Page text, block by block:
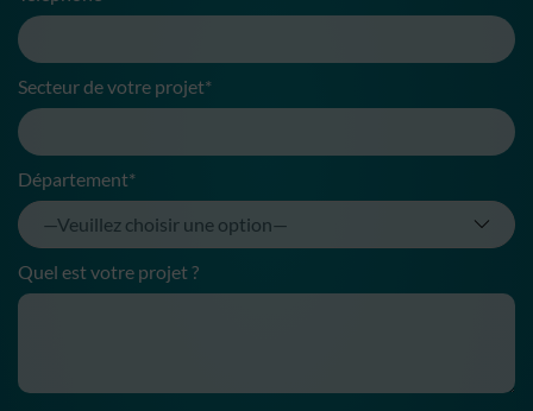
Secteur de votre projet*
Département*
Quel est votre projet ?